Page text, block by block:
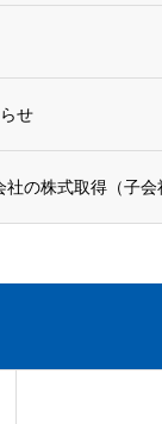
せ
の株式取得（子